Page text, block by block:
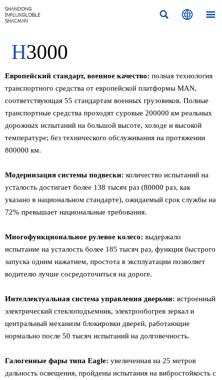
  
H3000
Европейский стандарт, военное качество: полная технология
транспортного средства от европейской платформы MAN,
соответствующая 55 стандартам военных грузовиков. Полные
транспортные средства проходят суровые 200000 км реальных
дорожных испытаний на большой высоте, холоде и высокой
температуре; без технического обслуживания на протяжении
800000 км.
Модернизация системы подвески: количество испытаний на
усталость достигает более 138 тысяч раз (80000 раз, как
указано в национальном стандарте), ожидаемый срок службы на
72% превышает национальные требования.
Многофункциональное рулевое колесо: выдержало
испытание на усталость более 185 тысяч раз, функция быстрого
запуска одним нажатием, простота в эксплуатации позволяет
водителю лучше сосредоточиться на дороге.
Интеллектуальная система управления дверьми: встроенный
электрический стеклоподъемник, электрообогрев зеркал и
центральный механизм блокировки дверей, работающие
нормально после 50 тысяч испытаний на долговечность.
Галогенные фары типа Eagle: увеличенная на 25 метров
дальность освещения, пройдены испытания на вибростойкость с